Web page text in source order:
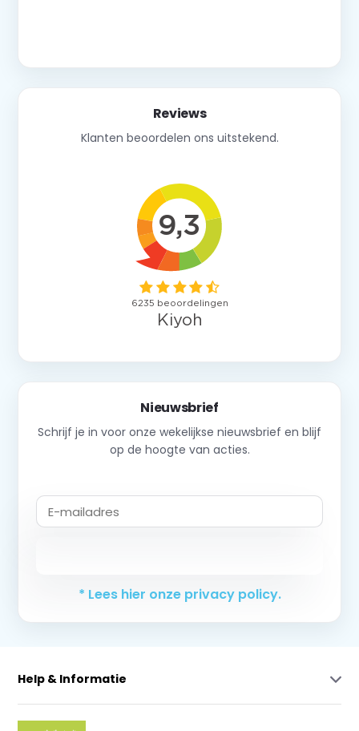
Reviews
Klanten beoordelen ons uitstekend.
Nieuwsbrief
Schrijf je in voor onze wekelijkse nieuwsbrief en blijf
op de hoogte van acties.
* Lees hier onze privacy policy.
Help & Informatie